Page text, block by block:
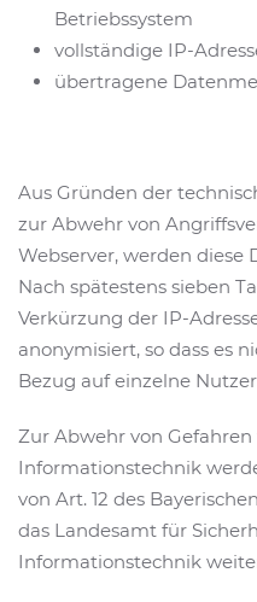
Betriebssystem
vollständige IP-
übertragene
Aus Gründen der
zur Abwehr von
Webserver, werden diese
Nach spätestens sieben
Verkürzung der IP-
anonymisiert, so dass es
Bezug auf einzelne
Zur Abwehr von
Informationstechnik
von Art. 12 des
das Landesamt für
Informationstechnik